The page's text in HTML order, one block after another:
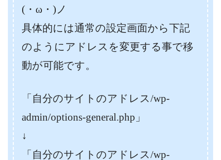
(・ω・)ノ
具体的には通常の設定画面から下記
のようにアドレスを変更する事で移
動が可能です。
「自分のサイトのアドレス/wp-
admin/options-general.php」
↓
「自分のサイトのアドレス/wp-